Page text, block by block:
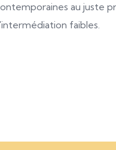
au juste
faibles.